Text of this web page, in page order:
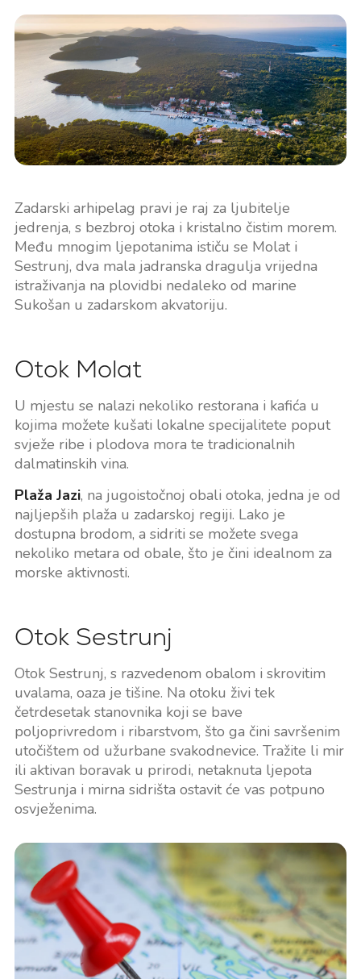
Zadarski arhipelag pravi je raj za ljubitelje
jedrenja, s bezbroj otoka i kristalno čistim morem.
Među mnogim ljepotanima ističu se Molat i
Sestrunj, dva mala jadranska dragulja vrijedna
istraživanja na plovidbi nedaleko od marine
Sukošan u zadarskom akvatoriju.
Otok Molat
U mjestu se nalazi nekoliko restorana i kafića u
kojima možete kušati lokalne specijalitete poput
svježe ribe i plodova mora te tradicionalnih
dalmatinskih vina.
Plaža Jazi, na jugoistočnoj obali otoka, jedna je od
najljepših plaža u zadarskoj regiji. Lako je
dostupna brodom, a sidriti se možete svega
nekoliko metara od obale, što je čini idealnom za
morske aktivnosti.
Otok Sestrunj
Otok Sestrunj, s razvedenom obalom i skrovitim
uvalama, oaza je tišine. Na otoku živi tek
četrdesetak stanovnika koji se bave
poljoprivredom i ribarstvom, što ga čini savršenim
utočištem od užurbane svakodnevice. Tražite li mir
ili aktivan boravak u prirodi, netaknuta ljepota
Sestrunja i mirna sidrišta ostavit će vas potpuno
osvježenima.